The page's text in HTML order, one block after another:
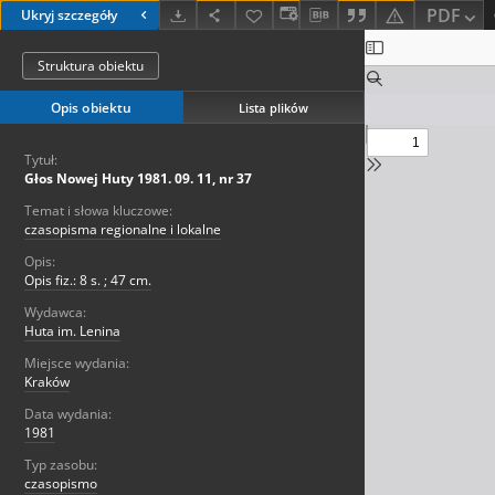
Ukryj szczegóły PDF
Struktura obiektu
Opis obiektu Lista plików
Tytuł:
Głos Nowej Huty 1981. 09. 11, nr 37
Temat i słowa kluczowe:
czasopisma regionalne i lokalne
Opis:
Opis fiz.: 8 s. ; 47 cm.
Wydawca:
Huta im. Lenina
Miejsce wydania:
Kraków
Data wydania:
1981
Typ zasobu:
czasopismo